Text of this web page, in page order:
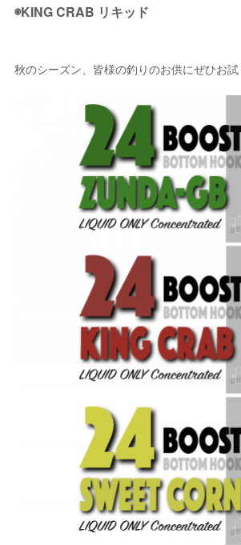
◉KING CRAB リキッド
秋のシーズン、皆様の釣りのお供にぜひお試